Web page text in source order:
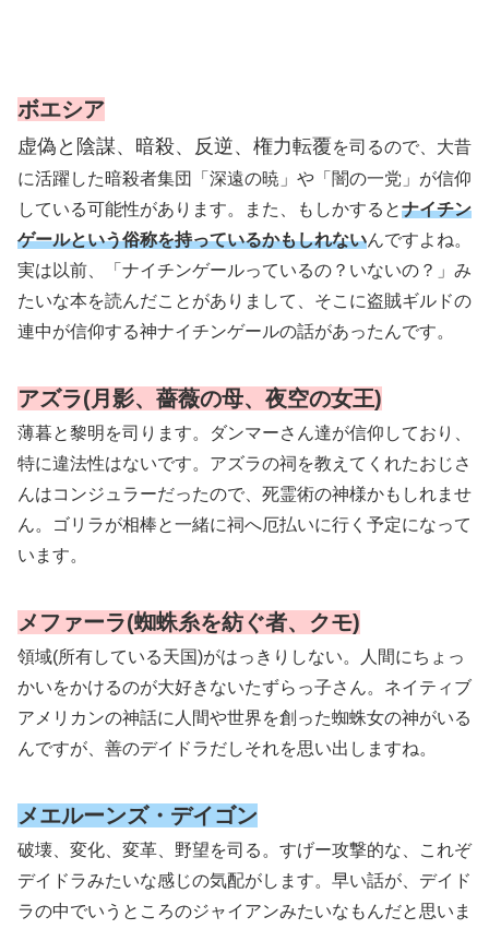
ボエシア
虚偽と陰謀、暗殺、反逆、権力転覆を司るので、大昔
に活躍した暗殺者集団「深遠の暁」や「闇の一党」が信仰
している可能性があります。また、もしかするとナイチン
ゲールという俗称を持っているかもしれないんですよね。
実は以前、「ナイチンゲールっているの？いないの？」み
たいな本を読んだことがありまして、そこに盗賊ギルドの
連中が信仰する神ナイチンゲールの話があったんです。
アズラ(月影、薔薇の母、夜空の女王)
薄暮と黎明を司ります。ダンマーさん達が信仰しており、
特に違法性はないです。アズラの祠を教えてくれたおじさ
んはコンジュラーだったので、死霊術の神様かもしれませ
ん。ゴリラが相棒と一緒に祠へ厄払いに行く予定になって
います。
メファーラ(蜘蛛糸を紡ぐ者、クモ)
領域(所有している天国)がはっきりしない。人間にちょっ
かいをかけるのが大好きないたずらっ子さん。ネイティブ
アメリカンの神話に人間や世界を創った蜘蛛女の神がいる
んですが、善のデイドラだしそれを思い出しますね。
メエルーンズ・デイゴン
破壊、変化、変革、野望を司る。すげー攻撃的な、これぞ
デイドラみたいな感じの気配がします。早い話が、デイド
ラの中でいうところのジャイアンみたいなもんだと思いま